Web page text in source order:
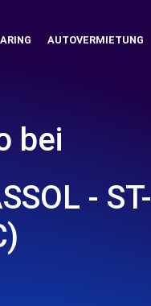
AUTOVERMIETUNG
bei
- ST-